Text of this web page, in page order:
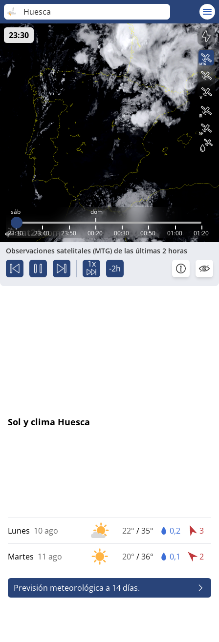
Huesca
sáb dom
23:30 23:40 23:50 00:20 00:30 00:50 01:00 01:20
23:30
Observaciones satelitales (MTG) de las últimas 2 horas
1x -2h
Sol y clima Huesca
Lunes 10 ago 22° /35° 0,2 3
Martes 11 ago 20° /36° 0,1 2
Previsión meteorológica a 14 días.